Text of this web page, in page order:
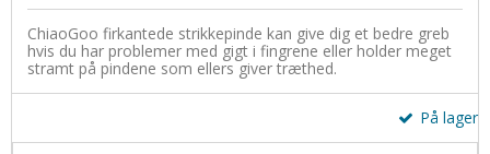
ChiaoGoo firkantede strikkepinde kan give dig et bedre greb
hvis du har problemer med gigt i fingrene eller holder meget
stramt på pindene som ellers giver træthed.
På lager